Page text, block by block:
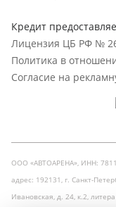
Кредит
Лицензия ЦБ РФ №
Политика в
Согласие на
ООО «АВТОАРЕНА», ИНН:
адрес: 192131, г. Санкт-
Ивановская, д. 24, к.2,